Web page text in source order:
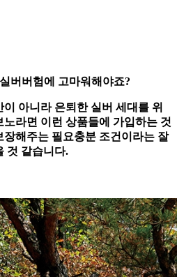
버버험에 고마워해야죠?
아니라 은퇴한 실버 세대를 위
라면 이런 상품들에 가입하는 것
해주는 필요충분 조건이라는 잘
것 같습니다.